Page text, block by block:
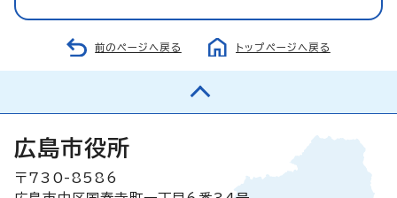
前のページへ戻る トップページへ戻る
広島市役所
〒730-8586